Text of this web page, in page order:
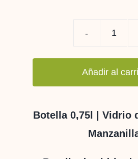
750
Añadir al
Botella 0,75l | Vidrio